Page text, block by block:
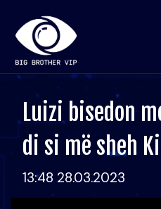
Luizi bisedon
di si më sheh
13:48 28.03.2023